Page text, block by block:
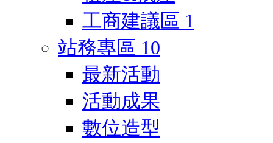
工商建議區 1
站務專區 10
最新活動
活動成果
數位造型